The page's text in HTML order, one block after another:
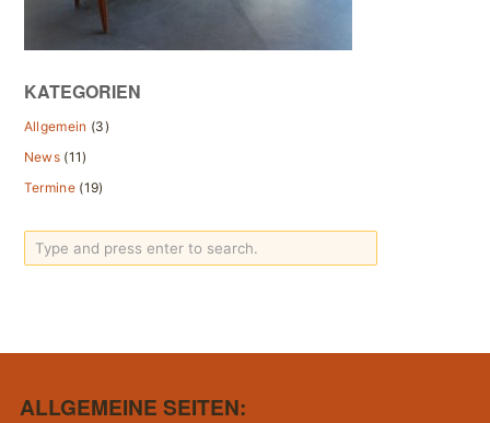
KATEGORIEN
Allgemein (3)
News (11)
Termine (19)
ALLGEMEINE SEITEN: